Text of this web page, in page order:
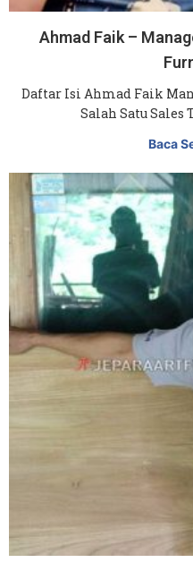
Ahmad Faik –
Daftar Isi Ahmad Faik
Salah Satu Sales
Baca